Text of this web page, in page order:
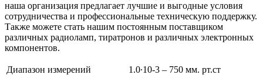
наша организация предлагает лучшие и выгодные условия
сотрудничества и профессиональные техническую поддержку.
Также можете стать нашим постоянным поставщиком
различных радиоламп, тиратронов и различных электронных
компонентов.
Диапазон измерений
1.0∙10-3 – 750 мм. рт.ст